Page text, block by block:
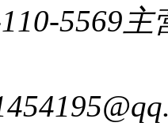
5569 主